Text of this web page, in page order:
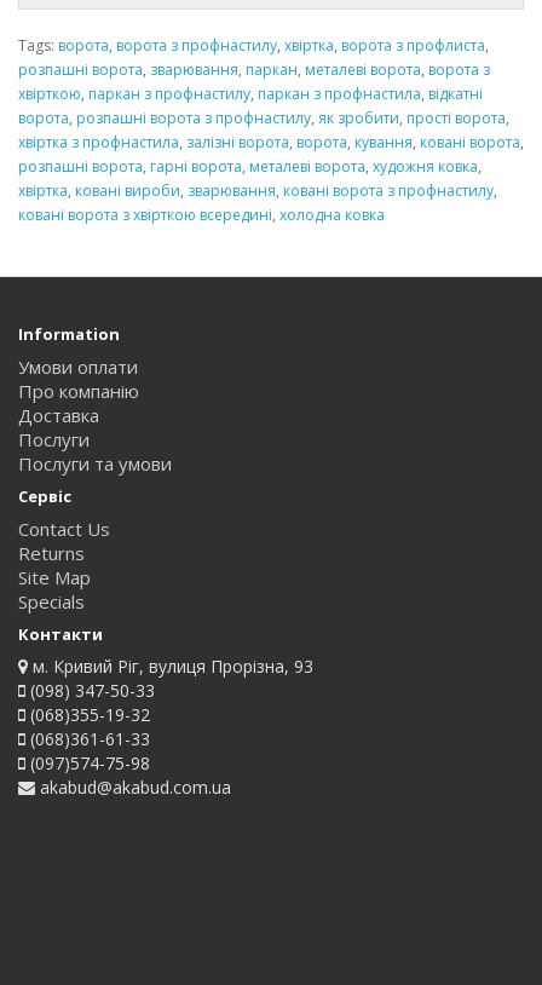
Tags: ворота, ворота з профнастилу, хвіртка, ворота з профлиста,
розпашні ворота, зварювання, паркан, металеві ворота, ворота з
хвірткою, паркан з профнастилу, паркан з профнастила, відкатні
ворота, розпашні ворота з профнастилу, як зробити, прості ворота,
хвіртка з профнастила, залізні ворота, ворота, кування, ковані ворота,
розпашні ворота, гарні ворота, металеві ворота, художня ковка,
хвіртка, ковані вироби, зварювання, ковані ворота з профнастилу,
ковані ворота з хвірткою всередині, холодна ковка
Information
Умови оплати
Про компанію
Доставка
Послуги
Послуги та умови
Сервіс
Contact Us
Returns
Site Map
Specials
Контакти
м. Кривий Ріг, вулиця Прорізна, 93
(098) 347-50-33
(068)355-19-32
(068)361-61-33
(097)574-75-98
akabud@akabud.com.ua